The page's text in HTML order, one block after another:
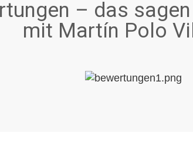
– das
mit Martín Polo